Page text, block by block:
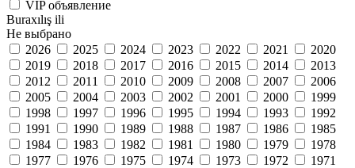
VIP объявление
Buraxılış ili
Не выбрано
2026
2025 2024 2023 2022 2021
2020
2019
2018 2017 2016 2015 2014
2013
2012
2011 2010 2009 2008 2007
2006
2005
2004 2003 2002 2001 2000
1999
1998
1997 1996 1995 1994 1993
1992
1991
1990 1989 1988 1987 1986
1985
1984
1983 1982 1981 1980 1979
1978
1977
1976 1975 1974 1973 1972
1971